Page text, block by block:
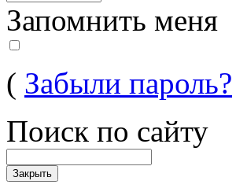
Запомнить меня
( Забыли пароль?
Поиск по сайту